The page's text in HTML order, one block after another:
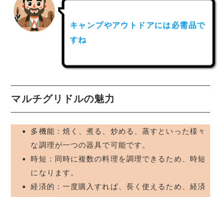
キャンプやアウトドアには必需品で
すね
マルチグリドルの魅力
多機能：焼く、煮る、炒める、蒸すといった様々
な調理が一つの器具で可能です。
時短：同時に複数の料理を調理できるため、時短
になります。
経済的：一度購入すれば、長く使えるため、経済